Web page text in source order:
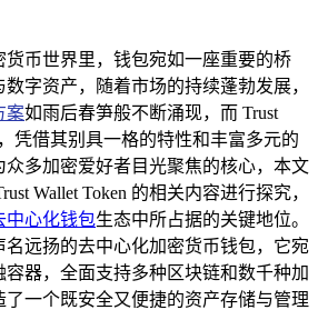
货币世界里，钱包宛如一座重要的桥
字资产，随着市场的持续蓬勃发展，
案如雨后春笋般不断涌现，而 Trust
凭借其别具一格的特性和丰富多元的
众多加密爱好者目光聚焦的核心，本文
Wallet Token 的相关内容进行探究，
中心化钱包生态中所占据的关键地位。
名远扬的去中心化加密货币钱包，它宛
器，全面支持多种区块链和数千种加
一个既安全又便捷的资产存储与管理